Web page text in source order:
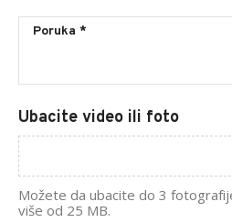
Ubacite video ili foto
Možete da ubacite do 3
više od 25 MB.